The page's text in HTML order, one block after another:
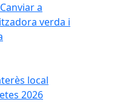
a
verda i
local
2026